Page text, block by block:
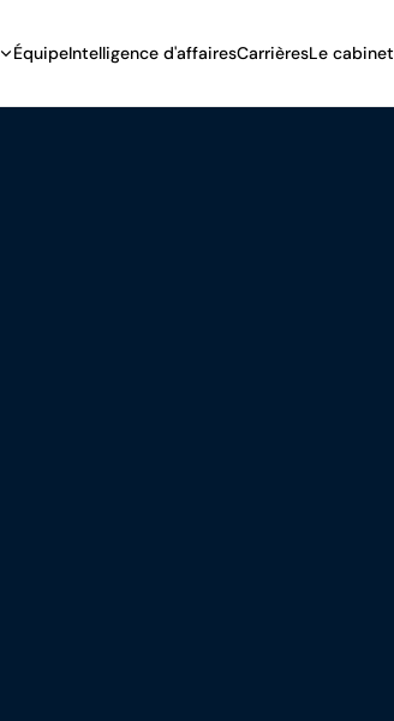
ÉquipeIntelligence d'affairesCarrièresLe cabinet